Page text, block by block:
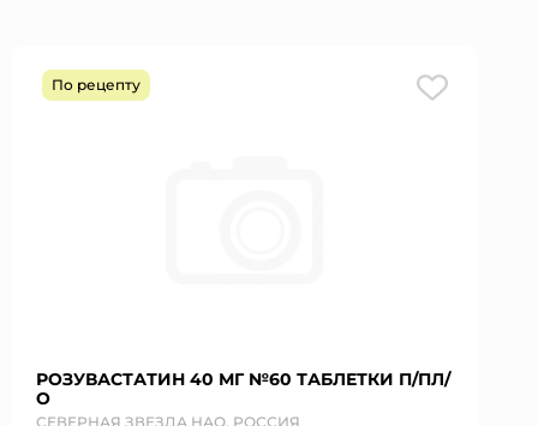
По рецепту
РОЗУВАСТАТИН 40 МГ №60 ТАБЛЕТКИ П/ПЛ/
О
СЕВЕРНАЯ ЗВЕЗДА НАО, РОССИЯ